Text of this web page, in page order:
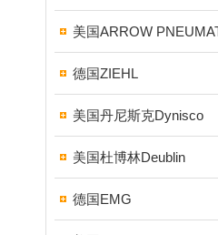
德国ZIEHL
美国丹尼斯克Dynisco
美国杜博林Deublin
德国EMG